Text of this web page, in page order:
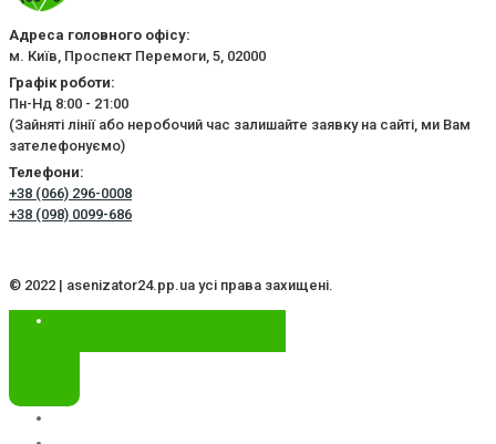
Адреса головного офісу:
м. Київ, Проспект Перемоги, 5, 02000
Графік роботи:
Пн-Нд 8:00 - 21:00
(Зайняті лінії або неробочий час залишайте заявку на сайті, ми Вам
зателефонуємо)
Телефони:
+38 (066) 296-0008
+38 (098) 0099-686
© 2022 | asenizator24.pp.ua усі права захищені.